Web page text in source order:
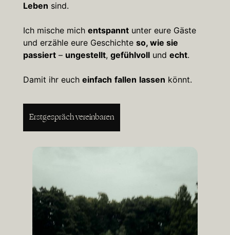
Leben sind.
Ich mische mich entspanntunter eure Gäste
und erzähle eure Geschichte so, wie sie
passiert– ungestellt, gefühlvollund echt.
Damit ihr euch einfach fallen lassen könnt.
Erstgespräch vereinbaren